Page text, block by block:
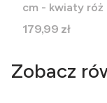
cm - kwiaty róż
Cena
179,99 zł
Zobacz